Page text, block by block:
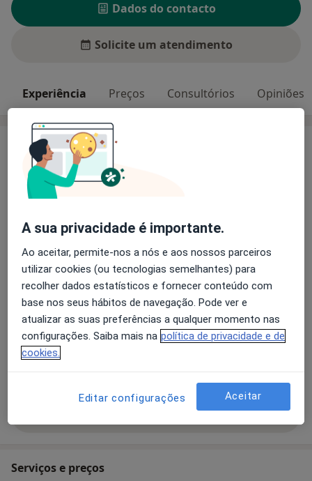
Dados do contacto
Solicite um atendimento
Experiência Preços Consultórios Opiniões
Experiência
Especialista em Cirurgia Plástica, Reconstrutiva e
Estética
Cirurgia da pele
Cirurgia reconstrutiva e estética da mama
Cirurgia do contorno corporal
Reconstrução da cabeça e pescoço
Cirurgia da mão
maisSobre mim
Lipoma
Deformidades Adquiridas Da Orelha
Alterações Do Peso Corporal
Mostrar mais detalhes
sobre a experiência
Serviços e preços
A sua privacidade é importante.
Ao aceitar, permite-nos a nós e aos nossos parceiros
utilizar cookies (ou tecnologias semelhantes) para
recolher dados estatísticos e fornecer conteúdo com
base nos seus hábitos de navegação. Pode ver e
atualizar as suas preferências a qualquer momento nas
configurações. Saiba mais na política de privacidade e de
cookies.
Editar configurações Aceitar